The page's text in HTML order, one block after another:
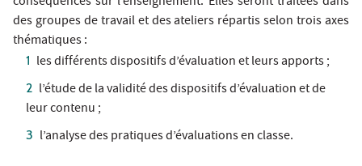
des groupes de travail et des ateliers répartis selon trois axes
thématiques :
les différents dispositifs d’évaluation et leurs apports ;
l’étude de la validité des dispositifs d’évaluation et de
leur contenu ;
l’analyse des pratiques d’évaluations en classe.